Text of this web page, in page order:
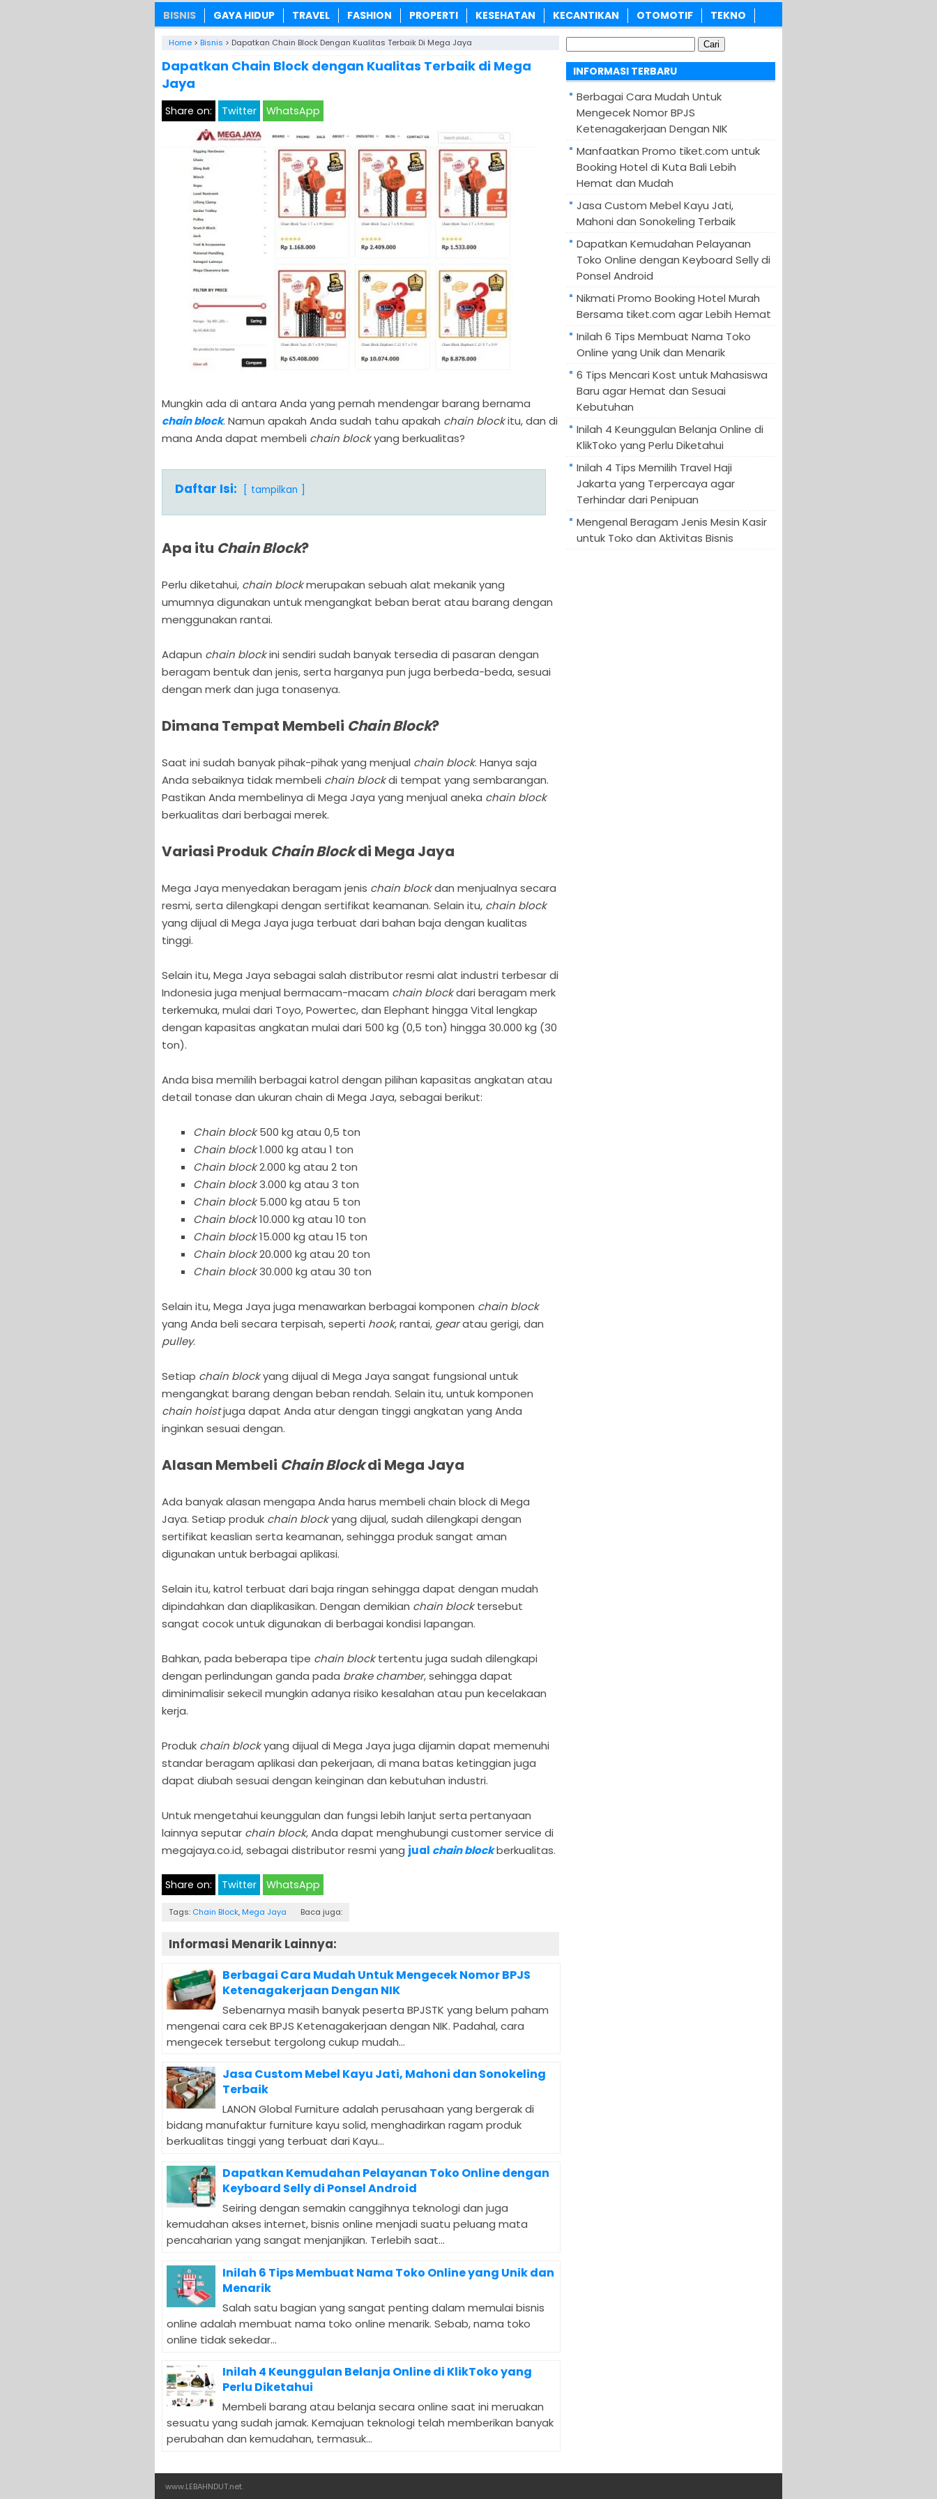
BISNIS GAYA HIDUP TRAVEL FASHION PROPERTI KESEHATAN KECANTIKAN OTOMOTIF TEKNO
Home > Bisnis > Dapatkan Chain Block Dengan Kualitas Terbaik Di Mega Jaya
Dapatkan Chain Block dengan Kualitas Terbaik di Mega
Jaya
Share on: Twitter WhatsApp
Mungkin ada di antara Anda yang pernah mendengar barang bernama
chain block. Namun apakah Anda sudah tahu apakah chain blockitu, dan di
mana Anda dapat membeli chain blockyang berkualitas?
Daftar Isi: tampilkan
Apa itu Chain Block?
Perlu diketahui, chain blockmerupakan sebuah alat mekanik yang
umumnya digunakan untuk mengangkat beban berat atau barang dengan
menggunakan rantai.
Adapun chain blockini sendiri sudah banyak tersedia di pasaran dengan
beragam bentuk dan jenis, serta harganya pun juga berbeda-beda, sesuai
dengan merk dan juga tonasenya.
Dimana Tempat Membeli Chain Block?
Saat ini sudah banyak pihak-pihak yang menjual chain block. Hanya saja
Anda sebaiknya tidak membeli chain blockdi tempat yang sembarangan.
Pastikan Anda membelinya di Mega Jaya yang menjual aneka chain block
berkualitas dari berbagai merek.
Variasi Produk Chain Blockdi Mega Jaya
Mega Jaya menyedakan beragam jenis chain blockdan menjualnya secara
resmi, serta dilengkapi dengan sertifikat keamanan. Selain itu, chain block
yang dijual di Mega Jaya juga terbuat dari bahan baja dengan kualitas
tinggi.
Selain itu, Mega Jaya sebagai salah distributor resmi alat industri terbesar di
Indonesia juga menjual bermacam-macam chain blockdari beragam merk
terkemuka, mulai dari Toyo, Powertec, dan Elephant hingga Vital lengkap
dengan kapasitas angkatan mulai dari 500 kg (0,5 ton) hingga 30.000 kg (30
ton).
Anda bisa memilih berbagai katrol dengan pilihan kapasitas angkatan atau
detail tonase dan ukuran chain di Mega Jaya, sebagai berikut:
Chain block500 kg atau 0,5 ton
Chain block1.000 kg atau 1 ton
Chain block2.000 kg atau 2 ton
Chain block3.000 kg atau 3 ton
Chain block5.000 kg atau 5 ton
Chain block10.000 kg atau 10 ton
Chain block15.000 kg atau 15 ton
Chain block20.000 kg atau 20 ton
Chain block30.000 kg atau 30 ton
Selain itu, Mega Jaya juga menawarkan berbagai komponen chain block
yang Anda beli secara terpisah, seperti hook, rantai, gearatau gerigi, dan
pulley.
Setiap chain blockyang dijual di Mega Jaya sangat fungsional untuk
mengangkat barang dengan beban rendah. Selain itu, untuk komponen
chain hoistjuga dapat Anda atur dengan tinggi angkatan yang Anda
inginkan sesuai dengan.
Alasan Membeli Chain Blockdi Mega Jaya
Ada banyak alasan mengapa Anda harus membeli chain block di Mega
Jaya. Setiap produk chain blockyang dijual, sudah dilengkapi dengan
sertifikat keaslian serta keamanan, sehingga produk sangat aman
digunakan untuk berbagai aplikasi.
Selain itu, katrol terbuat dari baja ringan sehingga dapat dengan mudah
dipindahkan dan diaplikasikan. Dengan demikian chain blocktersebut
sangat cocok untuk digunakan di berbagai kondisi lapangan.
Bahkan, pada beberapa tipe chain blocktertentu juga sudah dilengkapi
dengan perlindungan ganda pada brake chamber, sehingga dapat
diminimalisir sekecil mungkin adanya risiko kesalahan atau pun kecelakaan
kerja.
Produk chain blockyang dijual di Mega Jaya juga dijamin dapat memenuhi
standar beragam aplikasi dan pekerjaan, di mana batas ketinggian juga
dapat diubah sesuai dengan keinginan dan kebutuhan industri.
Untuk mengetahui keunggulan dan fungsi lebih lanjut serta pertanyaan
lainnya seputar chain block, Anda dapat menghubungi customer service di
megajaya.co.id, sebagai distributor resmi yang jual chain blockberkualitas.
Share on: Twitter WhatsApp
Tags: Chain Block, Mega Jaya Baca juga:
Informasi Menarik Lainnya:
Berbagai Cara Mudah Untuk Mengecek Nomor BPJS
Ketenagakerjaan Dengan NIK
Sebenarnya masih banyak peserta BPJSTK yang belum paham
mengenai cara cek BPJS Ketenagakerjaan dengan NIK. Padahal, cara
mengecek tersebut tergolong cukup mudah...
Jasa Custom Mebel Kayu Jati, Mahoni dan Sonokeling
Terbaik
LANON Global Furniture adalah perusahaan yang bergerak di
bidang manufaktur furniture kayu solid, menghadirkan ragam produk
berkualitas tinggi yang terbuat dari Kayu...
Dapatkan Kemudahan Pelayanan Toko Online dengan
Keyboard Selly di Ponsel Android
Seiring dengan semakin canggihnya teknologi dan juga
kemudahan akses internet, bisnis online menjadi suatu peluang mata
pencaharian yang sangat menjanjikan. Terlebih saat...
Inilah 6 Tips Membuat Nama Toko Online yang Unik dan
Menarik
Salah satu bagian yang sangat penting dalam memulai bisnis
online adalah membuat nama toko online menarik. Sebab, nama toko
online tidak sekedar...
Inilah 4 Keunggulan Belanja Online di KlikToko yang
Perlu Diketahui
Membeli barang atau belanja secara online saat ini meruakan
sesuatu yang sudah jamak. Kemajuan teknologi telah memberikan banyak
perubahan dan kemudahan, termasuk...
untuk:
INFORMASI TERBARU
Berbagai Cara Mudah Untuk
Mengecek Nomor BPJS
Ketenagakerjaan Dengan NIK
Manfaatkan Promo tiket.com untuk
Booking Hotel di Kuta Bali Lebih
Hemat dan Mudah
Jasa Custom Mebel Kayu Jati,
Mahoni dan Sonokeling Terbaik
Dapatkan Kemudahan Pelayanan
Toko Online dengan Keyboard Selly di
Ponsel Android
Nikmati Promo Booking Hotel Murah
Bersama tiket.com agar Lebih Hemat
Inilah 6 Tips Membuat Nama Toko
Online yang Unik dan Menarik
6 Tips Mencari Kost untuk Mahasiswa
Baru agar Hemat dan Sesuai
Kebutuhan
Inilah 4 Keunggulan Belanja Online di
KlikToko yang Perlu Diketahui
Inilah 4 Tips Memilih Travel Haji
Jakarta yang Terpercaya agar
Terhindar dari Penipuan
Mengenal Beragam Jenis Mesin Kasir
untuk Toko dan Aktivitas Bisnis
www.LEBAHNDUT.net.